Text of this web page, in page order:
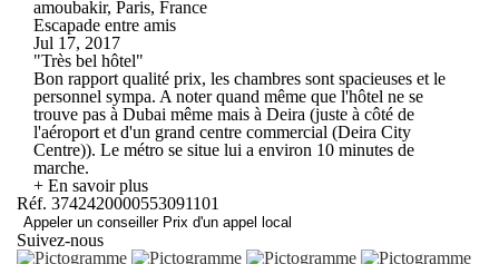
amoubakir, Paris, France
Escapade entre amis
Jul 17, 2017
"Très bel hôtel"
Bon rapport qualité prix, les chambres sont spacieuses et le
personnel sympa. A noter quand même que l'hôtel ne se
trouve pas à Dubai même mais à Deira (juste à côté de
l'aéroport et d'un grand centre commercial (Deira City
Centre)). Le métro se situe lui a environ 10 minutes de
marche.
+ En savoir plus
Réf. 3742420000553091101
Appeler un conseiller Prix d'un appel local
Suivez-nous